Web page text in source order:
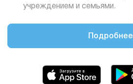
учреждением и семьями.
Подробнее